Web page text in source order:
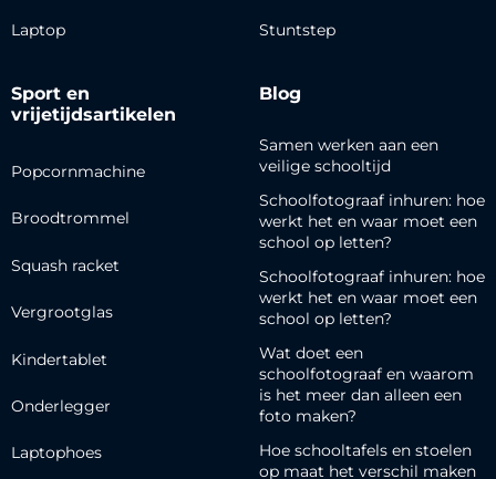
Laptop Stuntstep
Sport en
vrijetijdsartikelen
Popcornmachine
Broodtrommel
Squash racket
Vergrootglas
Kindertablet
Onderlegger
Laptophoes
Blog
Samen werken aan een
veilige schooltijd
Schoolfotograaf inhuren: hoe
werkt het en waar moet een
school op letten?
Schoolfotograaf inhuren: hoe
werkt het en waar moet een
school op letten?
Wat doet een
schoolfotograaf en waarom
is het meer dan alleen een
foto maken?
Hoe schooltafels en stoelen
op maat het verschil maken